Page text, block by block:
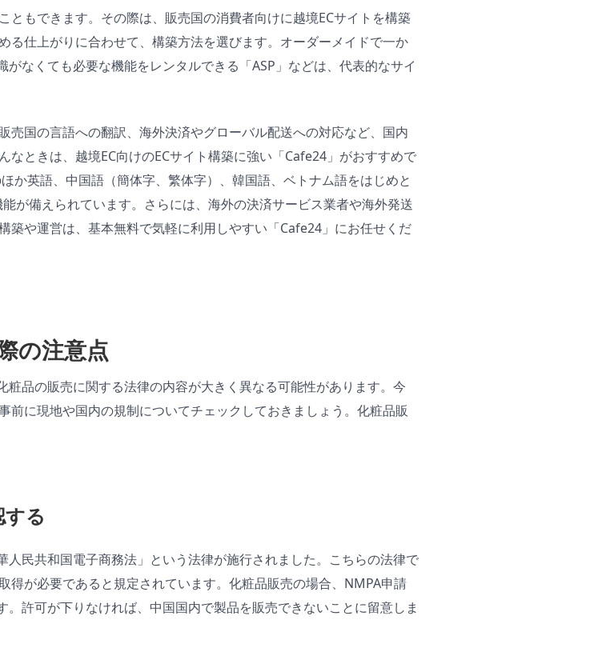
ともできます。その際は、販売国の消費者向けに越境ECサイトを構築
る仕上がりに合わせて、構築方法を選びます。オーダーメイドで一か
なくても必要な機能をレンタルできる「ASP」などは、代表的なサイ
売国の言語への翻訳、海外決済やグローバル配送への対応など、国内
なときは、越境EC向けのECサイト構築に強い「Cafe24」がおすすめで
か英語、中国語（簡体字、繁体字）、韓国語、ベトナム語をはじめと
が備えられています。さらには、海外の決済サービス業者や海外発送
築や運営は、基本無料で気軽に利用しやすい「Cafe24」にお任せくだ
の注意点
品の販売に関する法律の内容が大きく異なる可能性があります。今
前に現地や国内の規制についてチェックしておきましょう。化粧品販
る
人民共和国電子商務法」という法律が施行されました。こちらの法律で
得が必要であると規定されています。化粧品販売の場合、NMPA申請
許可が下りなければ、中国国内で製品を販売できないことに留意しま